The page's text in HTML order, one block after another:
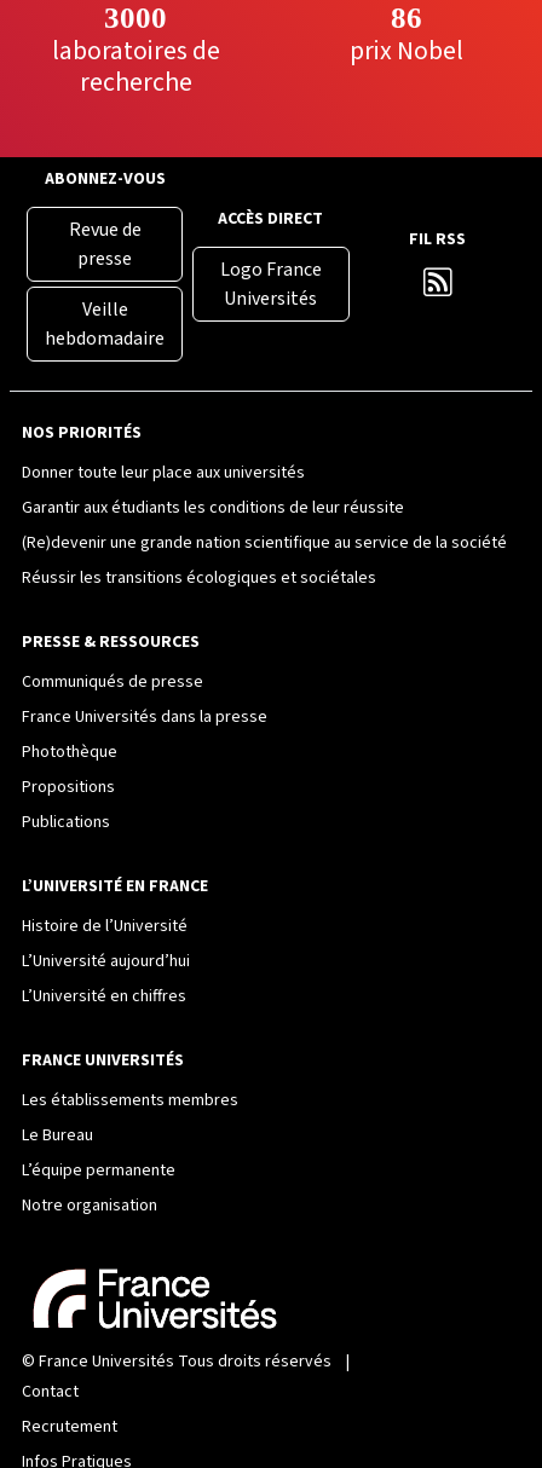
3000
laboratoires de
recherche
86
prix Nobel
ABONNEZ-VOUS
Revue de
presse
Veille
hebdomadaire
ACCÈS DIRECT
Logo France
Universités
FIL RSS
NOS PRIORITÉS
Donner toute leur place aux universités
Garantir aux étudiants les conditions de leur réussite
(Re)devenir une grande nation scientifique au service de la société
Réussir les transitions écologiques et sociétales
PRESSE & RESSOURCES
Communiqués de presse
France Universités dans la presse
Photothèque
Propositions
Publications
L’UNIVERSITÉ EN FRANCE
Histoire de l’Université
L’Université aujourd’hui
L’Université en chiffres
FRANCE UNIVERSITÉS
Les établissements membres
Le Bureau
L’équipe permanente
Notre organisation
© France Universités Tous droits réservés |
Contact
Recrutement
Infos Pratiques